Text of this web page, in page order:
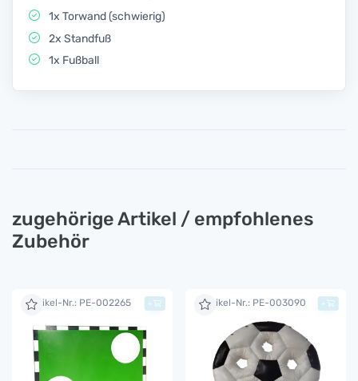
1x Torwand (schwierig)
2x Standfuß
1x Fußball
zugehörige Artikel / empfohlenes
Zubehör
Artikel-Nr.: PE-002265 + Artikel-Nr.: PE-003090 +